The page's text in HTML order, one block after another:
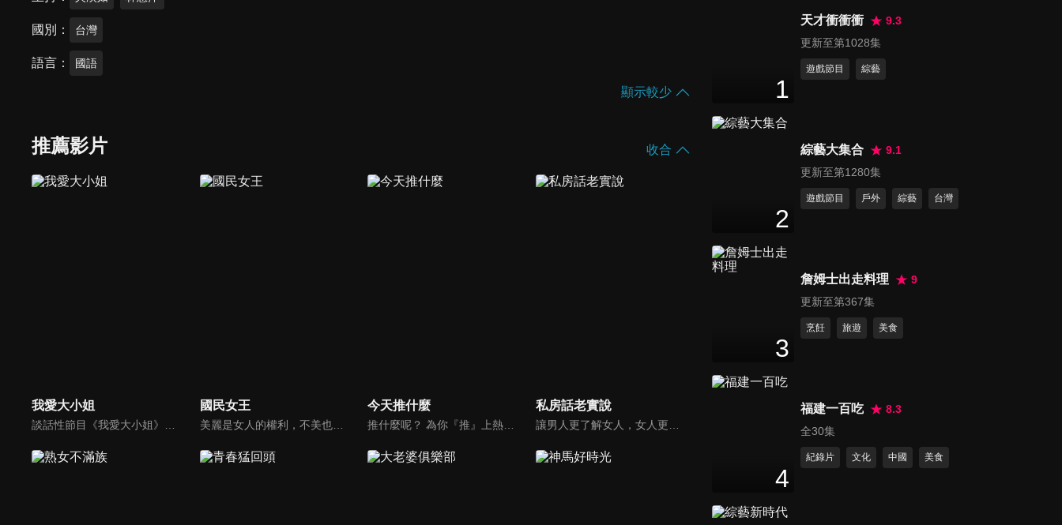
國別 台灣
語言 國語
顯示較少
推薦影片 收合
我愛大小姐 國民女王
美麗是女人的權利，不美也很難！變美不再是夢想，女王們讓我們成為最懂你的人！主持人曾國城帶領美人圈達人還有億萬美妝部落客們齊聚一堂，讓妳輕鬆變美麗！
今天推什麼 私房話老實說
第37集 有「痣」者事竟成？一
48分鐘
第39集 四季皆宜省錢穿搭法！
47 分鐘
壞死！？？
48分鐘
第41集 脾氣好不好？一試就知
第42集 命理師不願透露的真
1
天才衝衝衝
9.3
更新至第1028集
遊戲節目 綜藝
2
綜藝大集合
9.1
更新至第1280集
遊戲節目 戶外 綜藝 台灣
3
詹姆士出走料理
9
更新至第367集
烹飪 旅遊 美食
4
福建一百吃
8.3
全30集
紀錄片 文化 中國 美食